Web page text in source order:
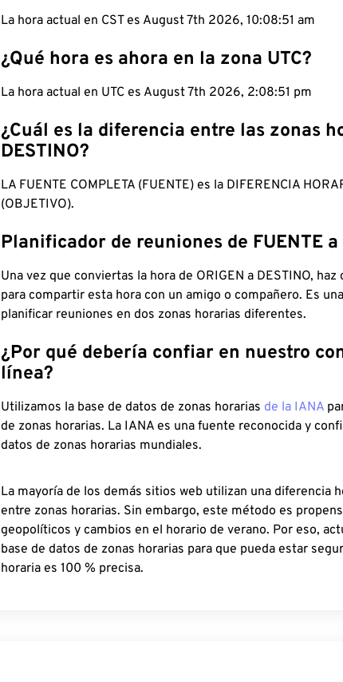
La hora actual en CST es August 7th 2026, 10:08:52 am
¿Qué hora es ahora en la zona UTC?
La hora actual en UTC es August 7th 2026, 2:08:52 pm
¿Cuál es la diferencia entre las zonas
DESTINO?
LA FUENTE COMPLETA (FUENTE) es la DIFERENCIA
(OBJETIVO).
Planificador de reuniones de FUENTE a
Una vez que conviertas la hora de ORIGEN a DESTINO,
para compartir esta hora con un amigo o compañero. Es
planificar reuniones en dos zonas horarias diferentes.
¿Por qué debería confiar en nuestro
línea?
Utilizamos la base de datos de zonas horarias de la IANA
de zonas horarias. La IANA es una fuente reconocida y
datos de zonas horarias mundiales.
La mayoría de los demás sitios web utilizan una diferencia
entre zonas horarias. Sin embargo, este método es
geopolíticos y cambios en el horario de verano. Por eso,
base de datos de zonas horarias para que pueda estar
horaria es 100 % precisa.